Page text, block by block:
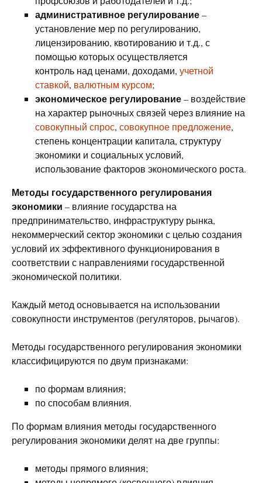
административное регулирование–
установление мер по регулированию,
лицензированию, квотированию и т.д., с
помощью которых осуществляется
контроль над ценами, доходами, учетной
ставкой, валютным курсом;
экономическое регулирование– воздействие
на характер рыночных связей через влияние на
совокупный спрос, совокупное предложение,
степень концентрации капитала, структуру
экономики и социальных условий,
использование факторов экономического роста.
Методы государственного регулирования
экономики – влияние государства на
предпринимательство, инфраструктуру рынка,
некоммерческий сектор экономики с целью создания
условий их эффективного функционирования в
соответствии с направлениями государственной
экономической политики.
Каждый метод основывается на использовании
совокупности инструментов (регуляторов, рычагов).
Методы государственного регулирования экономики
классифицируются по двум признаками:
по формам влияния;
по способам влияния.
По формам влияния методы государственного
регулирования экономики делят на две группы:
методы прямого влияния;